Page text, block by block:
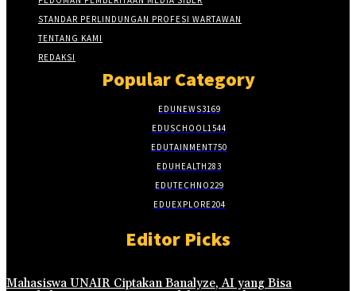
STANDAR PERLINDUNGAN PROFESI WARTAWAN
TENTANG KAMI
REDAKSI
Popular Category
EDUNEWS3169
EDUSCHOOL1544
EDUTAINMENT750
EDUHEALTH283
EDUTECHNO229
EDUEXPLORE204
Editor Picks
Mahasiswa UNAIR Ciptakan Banalyze, AI yang Bisa